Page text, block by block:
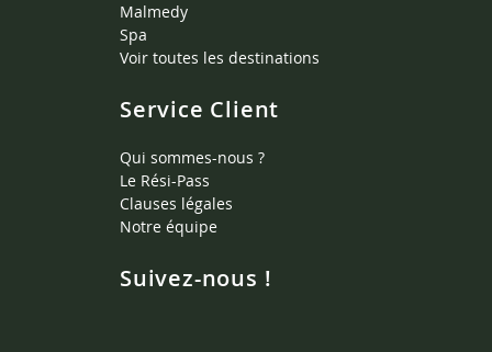
Malmedy
Spa
Voir toutes les destinations
Service Client
Qui sommes-nous ?
Le Rési-Pass
Clauses légales
Notre équipe
Suivez-nous !